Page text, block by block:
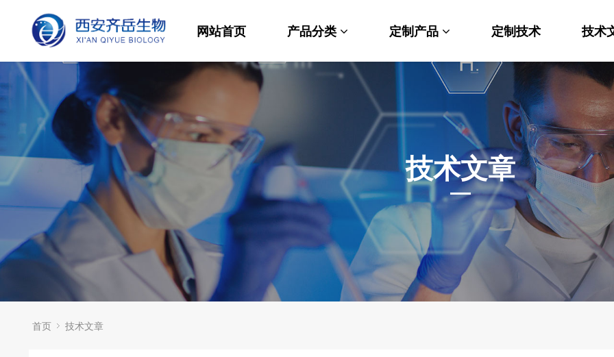
网站首页 产品分类
材料科学
生命科学
发光材料
功能性化学
分析化学
其他产品
定制产品
纳米材料定制
PEG衍生物
荧光标记定制
MOF材料定制
小分子定制
多肽定制
其他材料定制
定制技术 技术
技术文章
首页 技术文章